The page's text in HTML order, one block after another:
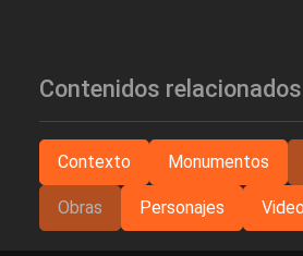
Contenidos relacionados
Contexto Monumentos
Obras Personajes